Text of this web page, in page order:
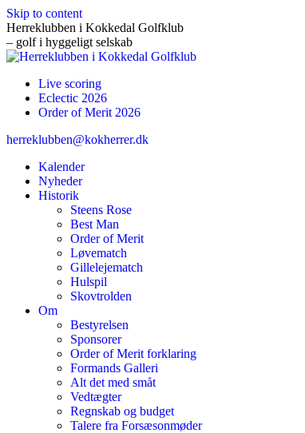
Skip to content
Herreklubben i Kokkedal Golfklub
– golf i hyggeligt selskab
Live scoring
Eclectic 2026
Order of Merit 2026
herreklubben@kokherrer.dk
Kalender
Nyheder
Historik
Steens Rose
Best Man
Order of Merit
Løvematch
Gillelejematch
Hulspil
Skovtrolden
Om
Bestyrelsen
Sponsorer
Order of Merit forklaring
Formands Galleri
Alt det med småt
Vedtægter
Regnskab og budget
Talere fra Forsæsonmøder